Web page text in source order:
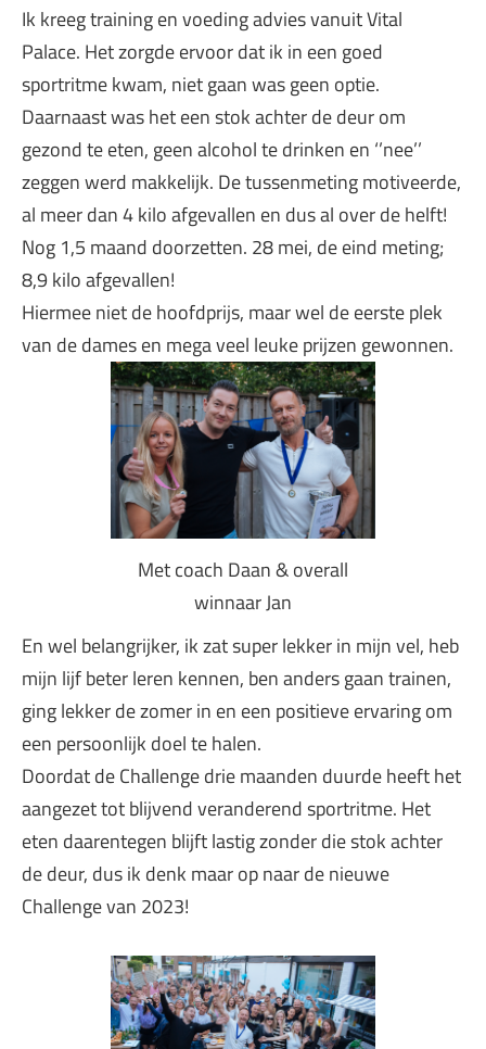
Ik kreeg training en voeding advies vanuit Vital
Palace. Het zorgde ervoor dat ik in een goed
sportritme kwam, niet gaan was geen optie.
Daarnaast was het een stok achter de deur om
gezond te eten, geen alcohol te drinken en ‘’nee’’
zeggen werd makkelijk. De tussenmeting motiveerde,
al meer dan 4 kilo afgevallen en dus al over de helft!
Nog 1,5 maand doorzetten. 28 mei, de eind meting;
8,9 kilo afgevallen!
Hiermee niet de hoofdprijs, maar wel de eerste plek
van de dames en mega veel leuke prijzen gewonnen.
Met coach Daan & overall
winnaar Jan
En wel belangrijker, ik zat super lekker in mijn vel, heb
mijn lijf beter leren kennen, ben anders gaan trainen,
ging lekker de zomer in en een positieve ervaring om
een persoonlijk doel te halen.
Doordat de Challenge drie maanden duurde heeft het
aangezet tot blijvend veranderend sportritme. Het
eten daarentegen blijft lastig zonder die stok achter
de deur, dus ik denk maar op naar de nieuwe
Challenge van 2023!